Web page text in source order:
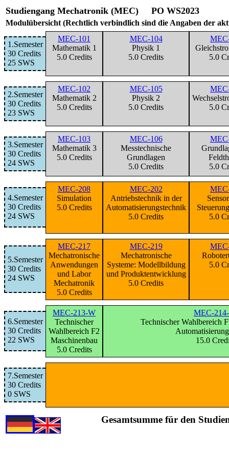
Studiengang Mechatronik (MEC) PO WS2023
Modulübersicht (Rechtlich verbindlich sind die Angaben der
MEC-101
Mathematik 1
5.0 Credits
MEC-104
Physik 1
5.0 Credits
5.0
1.Semester
30 Credits
25 SWS
MEC-102
Mathematik 2
5.0 Credits
MEC-105
Physik 2
5.0 Credits
5.0
2.Semester
30 Credits
23 SWS
MEC-103
Mathematik 3
5.0 Credits
MEC-106
Messtechnische
Grundlagen
5.0 Credits
5.0
3.Semester
30 Credits
24 SWS
MEC-208
Simulation
5.0 Credits
MEC-202
Antriebstechnik in der
Automatisierungstechnik
5.0 Credits
5.0
4.Semester
30 Credits
24 SWS
MEC-217
Mechatronische
Anwendungen
und Labor
Mechatronik
5.0 Credits
MEC-219
Mechatronische
Systeme: Modellbildung
und Produktentwicklung
5.0 Credits
5.0
5.Semester
30 Credits
24 SWS
MEC-213-W
Technischer
Wahlbereich F2
Maschinenbau
5.0 Credits
MEC-
Technischer Wahlbereich
15.0
6.Semester
30 Credits
22 SWS
7.Semester
30 Credits
0 SWS
Gesamtsumme für den